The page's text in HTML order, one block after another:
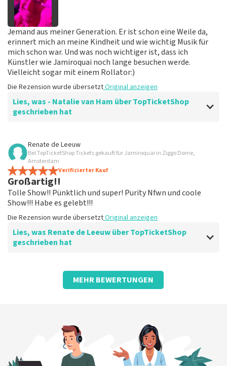
Beste Dewi, Bedankt voor de leuke review en het delen
van de superleuke fotos! Wij zullen ze plaatsen op de
site! Met vriendelijke groeten, Joost Topticketshop
Jemand aus meiner Generation. Er ist schon eine Weile da,
erinnert mich an meine Kindheit und wie wichtig Musik für
mich schon war. Und was noch wichtiger ist, dass ich
Künstler wie Jamiroquai noch lange besuchen werde.
Vielleicht sogar mit einem Rollator:)
Die Rezension wurde übersetztOriginal anzeigen
Lies, was - Natalie van Ham über TopTicketShop
geschrieben hat
Bewertung von - Natalie van Ham über
Super super gut
Ich habe versehentlich ein Ticket zu viele bestellt und
das wurde sehr schnell über das Webformular und einen
Telefonanruf danach behoben. Großartig!
Die Rezension wurde übersetzt
Beste Natalie, Bedankt voor de leuke review en het
Topticketshop
Antwort von TopTicketShop
Renate de Leeuw
Bei TopTicketShop Tickets gekauft für Jamiroquai in Ziggo Dome,
Amsterdam
Verifizierter Kauf
Großartig!!
Tolle Show!! Pünktlich und super! Purity Nfwn und coole
Show!!! Habe es gelebt!!!
Die Rezension wurde übersetztOriginal anzeigen
Lies, was Renate de Leeuw über TopTicketShop
geschrieben hat
Bewertung von Renate de Leeuw überTopTicketShop
Großartig!!
MEHR BEWERTUNGEN